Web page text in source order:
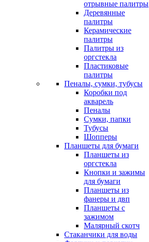
отрывные палитры
Деревянные
палитры
Керамические
палитры
Палитры из
оргстекла
Пластиковые
палитры
Пеналы, сумки, тубусы
Коробки под
акварель
Пеналы
Сумки, папки
Тубусы
Шопперы
Планшеты для бумаги
Планшеты из
оргстекла
Кнопки и зажимы
для бумаги
Планшеты из
фанеры и двп
Планшеты с
зажимом
Малярный скотч
Стаканчики для воды